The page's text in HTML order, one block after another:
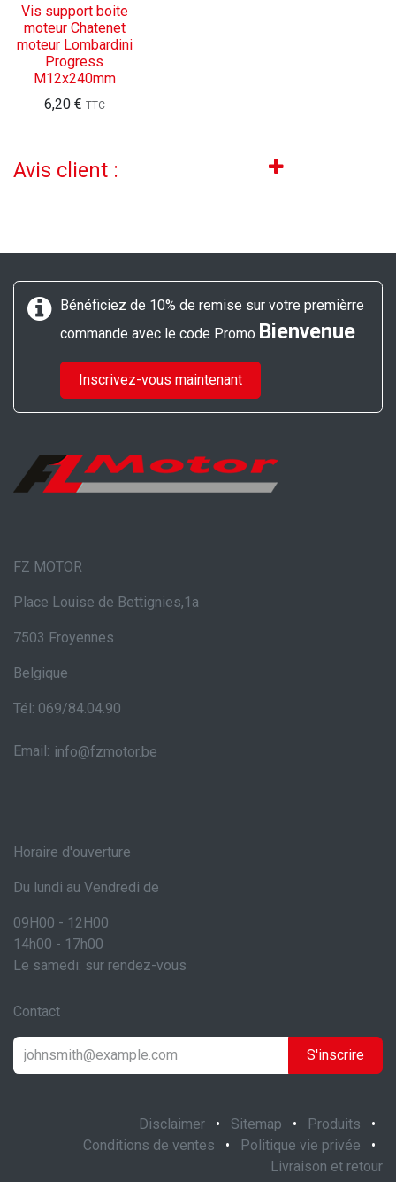
Vis support boite
moteur Chatenet
moteur Lombardini
Progress
M12x240mm
6,20€ TTC
Avis client :
Bénéficiez de 10% de remise sur votre premièrre
commande avec le code Promo Bienvenue
Inscrivez-vous maintenant
FZ MOTOR
Place Louise de Bettignies,1a
7503 Froyennes
Belgique
Tél: 069/84.04.90
Email: info@fzmotor.be
Horaire d'ouverture
Du lundi au Vendredi de
09H00 - 12H00
14h00 - 17h00
Le samedi: sur rendez-vous
Contact
S'inscrire
Disclaimer • Sitemap • Produits
•
Conditions de ventes
• Politique vie privée
•
Livraison et retour